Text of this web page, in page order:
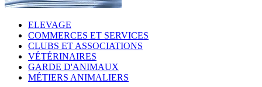
ELEVAGE
COMMERCES ET SERVICES
CLUBS ET ASSOCIATIONS
VÉTÉRINAIRES
GARDE D'ANIMAUX
MÉTIERS ANIMALIERS